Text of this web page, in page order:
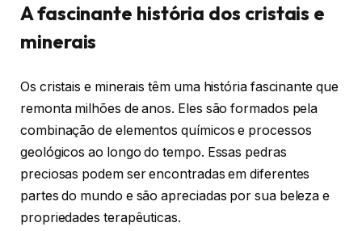
A fascinante história dos cristais e
minerais
Os cristais e minerais têm uma história fascinante que
remonta milhões de anos. Eles são formados pela
combinação de elementos químicos e processos
geológicos ao longo do tempo. Essas pedras
preciosas podem ser encontradas em diferentes
partes do mundo e são apreciadas por sua beleza e
propriedades terapêuticas.